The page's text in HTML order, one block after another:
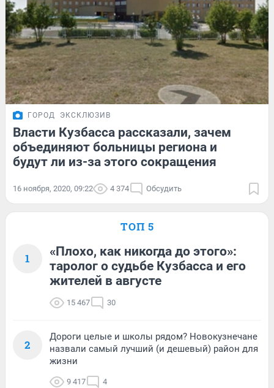
ГОРОД ЭКСКЛЮЗИВ
Власти Кузбасса рассказали, зачем
объединяют больницы региона и
будут ли из-за этого сокращения
16 ноября, 2020, 09:22 4 374 Обсудить
ТОП 5
1
«Плохо, как никогда до этого»:
таролог о судьбе Кузбасса и его
жителей в августе
15 467 30
2
Дороги целые и школы рядом? Новокузнечане
назвали самый лучший (и дешевый) район для
жизни
9 417 4